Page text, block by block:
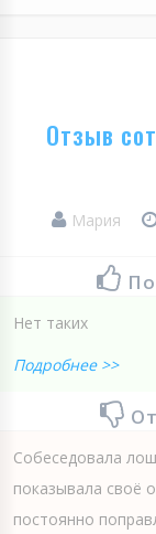
Отзыв
Мария
Нет таких
Подробнее >>
Собеседовала
показывала своё
постоянно